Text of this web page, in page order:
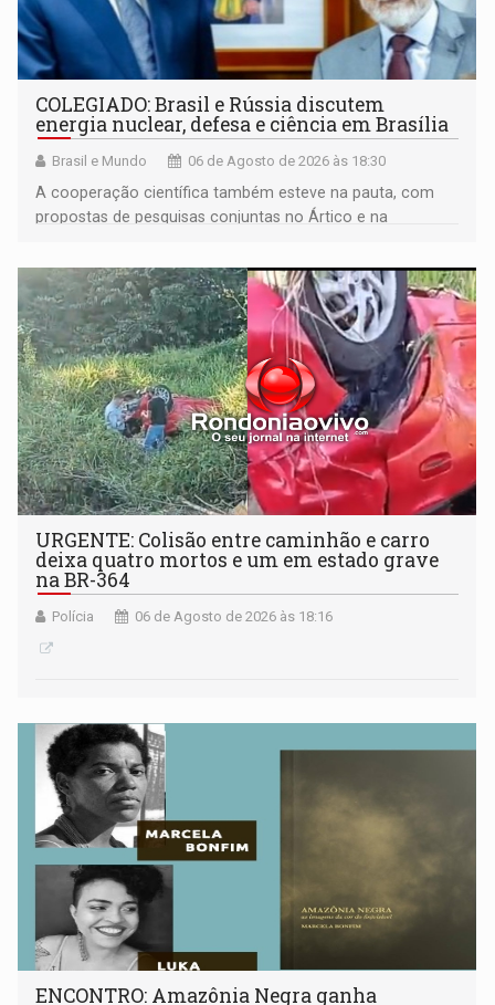
COLEGIADO: Brasil e Rússia discutem
energia nuclear, defesa e ciência em Brasília
Brasil e Mundo 06 de Agosto de 2026 às 18:30
A cooperação científica também esteve na pauta, com
propostas de pesquisas conjuntas no Ártico e na
URGENTE: Colisão entre caminhão e carro
deixa quatro mortos e um em estado grave
na BR-364
Polícia 06 de Agosto de 2026 às 18:16
ENCONTRO: Amazônia Negra ganha